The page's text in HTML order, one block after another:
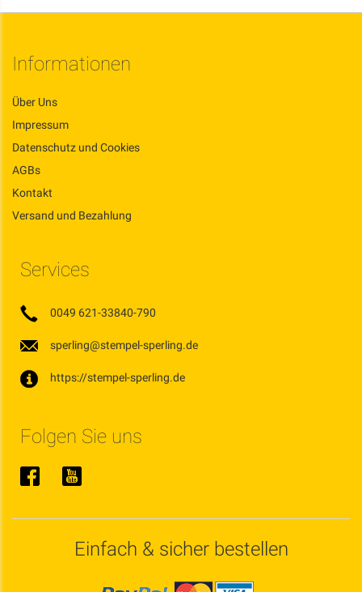
Informationen
Über Uns
Impressum
Datenschutz und Cookies
AGBs
Kontakt
Versand und Bezahlung
Services
0049 621-33840-790
sperling@stempel-sperling.de
https://stempel-sperling.de
Folgen Sie uns
Einfach & sicher bestellen